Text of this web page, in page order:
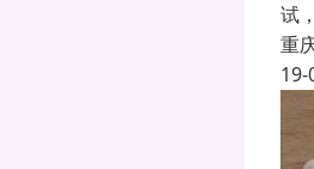
试
重
19-